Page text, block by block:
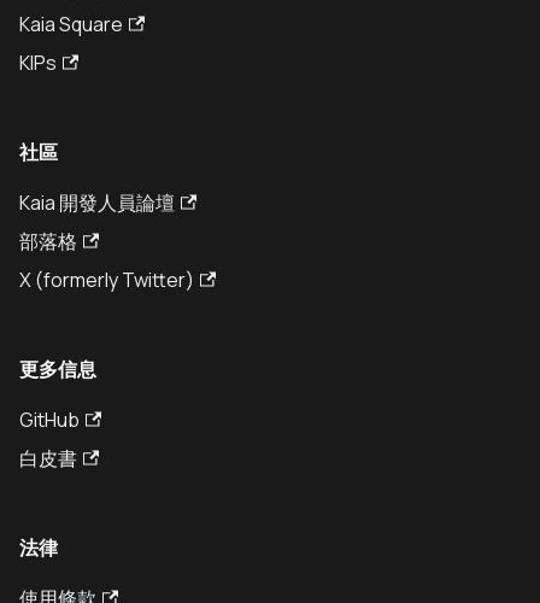
Kaia Square
KIPs
社區
Kaia 開發人員論壇
部落格
X (formerly Twitter)
更多信息
GitHub
白皮書
法律